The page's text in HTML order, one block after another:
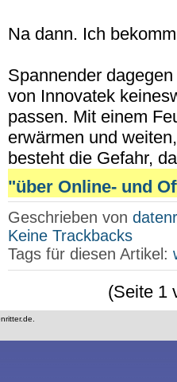
Na dann. Ich
Spannender
von Innovatek
passen. Mit einem
erwärmen und
besteht die Gefahr,
"über Online- und
Geschrieben von
Keine Trackbacks
Tags für diesen Artikel:
(Seite 1